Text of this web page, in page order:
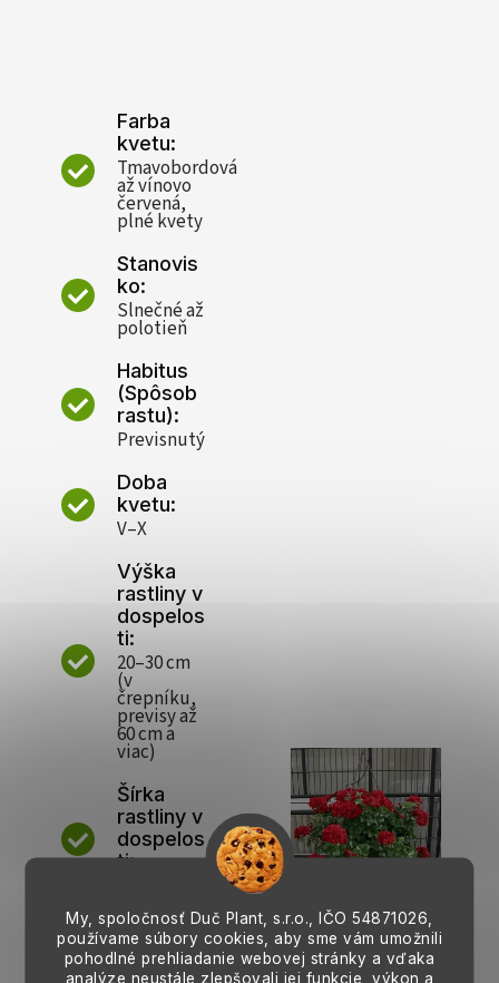
My, spoločnosť Duč Plant, s.r.o., IČO 54871026,
používame súbory cookies, aby sme vám umožnili
pohodlné prehliadanie webovej stránky a vďaka
analýze neustále zlepšovali jej funkcie, výkon a
Farba
kvetu:
Tmavobordová
až vínovo
červená,
plné kvety
Stanovis
ko:
Slnečné až
polotieň
Habitus
(Spôsob
rastu):
Previsnutý
Doba
kvetu:
V–X
Výška
rastliny v
dospelos
ti:
20–30 cm
(v
črepníku,
previsy až
60 cm a
viac)
Šírka
rastliny v
dospelos
ti:
Vzdialen
osť
medzi